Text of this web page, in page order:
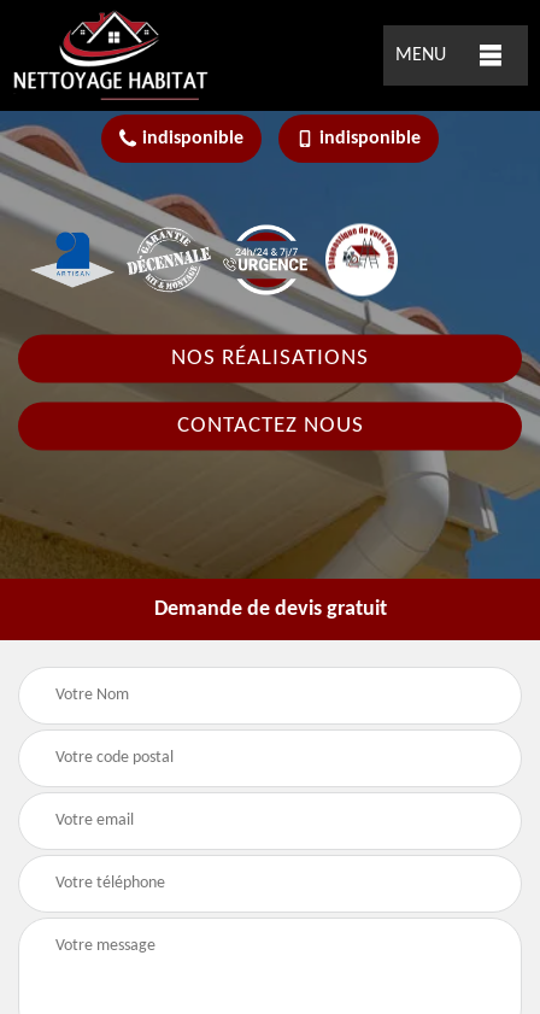
MENU
indisponible indisponible
NOS RÉALISATIONS
CONTACTEZ NOUS
Demande de devis gratuit